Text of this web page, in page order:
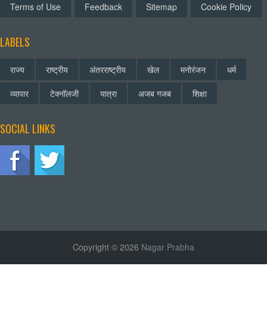
Terms of Use
Feedback Sitemap Cookie Policy
LABELS
राज्य राष्ट्रीय अंतरराष्ट्रीय खेल मनोरंजन
धर्म
व्यापार
टेक्नॉलजी यात्रा अजब गजब शिक्षा
SOCIAL LINKS
Copyright © 2026 Nagar Prabha